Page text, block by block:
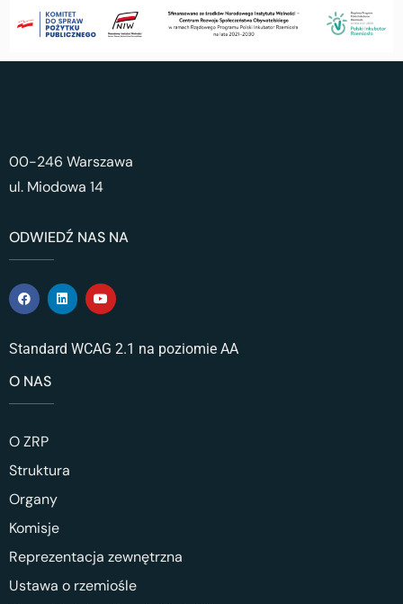
00-246 Warszawa
ul. Miodowa 14
ODWIEDŹ NAS NA
Standard WCAG 2.1 na poziomie AA
O NAS
O ZRP
Struktura
Organy
Komisje
Reprezentacja zewnętrzna
Ustawa o rzemiośle